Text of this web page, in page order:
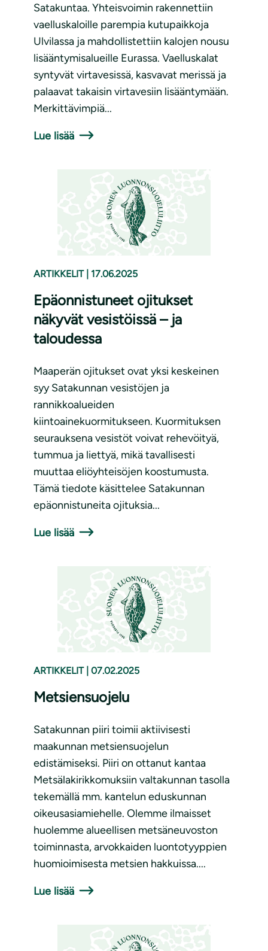
Satakuntaa. Yhteisvoimin rakennettiin
vaelluskaloille parempia kutupaikkoja
Ulvilassa ja mahdollistettiin kalojen nousu
lisääntymisalueille Eurassa. Vaelluskalat
syntyvät virtavesissä, kasvavat merissä ja
palaavat takaisin virtavesiin lisääntymään.
Merkittävimpiä...
Lue lisää
ARTIKKELIT 17.06.2025
Epäonnistuneet ojitukset
näkyvät vesistöissä – ja
taloudessa
Maaperän ojitukset ovat yksi keskeinen
syy Satakunnan vesistöjen ja
rannikkoalueiden
kiintoainekuormitukseen. Kuormituksen
seurauksena vesistöt voivat rehevöityä,
tummua ja liettyä, mikä tavallisesti
muuttaa eliöyhteisöjen koostumusta.
Tämä tiedote käsittelee Satakunnan
epäonnistuneita ojituksia...
Lue lisää
ARTIKKELIT 07.02.2025
Metsiensuojelu
Satakunnan piiri toimii aktiivisesti
maakunnan metsiensuojelun
edistämiseksi. Piiri on ottanut kantaa
Metsälakirikkomuksiin valtakunnan tasolla
tekemällä mm. kantelun eduskunnan
oikeusasiamiehelle. Olemme ilmaisset
huolemme alueellisen metsäneuvoston
toiminnasta, arvokkaiden luontotyyppien
huomioimisesta metsien hakkuissa....
Lue lisää